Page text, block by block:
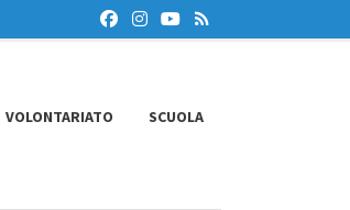
VOLONTARIATO SCUOLA